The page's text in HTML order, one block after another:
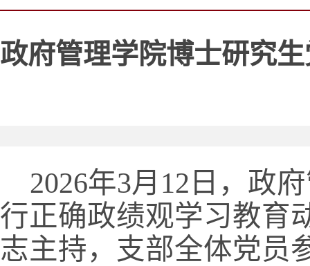
政府管理学院博士研究
2026年3月12日，政
行正确政绩观学习教育
志主持，支部全体党员